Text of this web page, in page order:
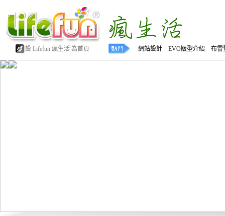
設 Lifefun 瘋生活 為首頁 網站設計 EVO版型介紹 布雷